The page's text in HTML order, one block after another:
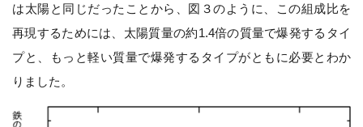
は太陽と同じだったことから、図３のように、この組成比を
再現するためには、太陽質量の約1.4倍の質量で爆発するタイ
プと、もっと軽い質量で爆発するタイプがともに必要とわか
りました。